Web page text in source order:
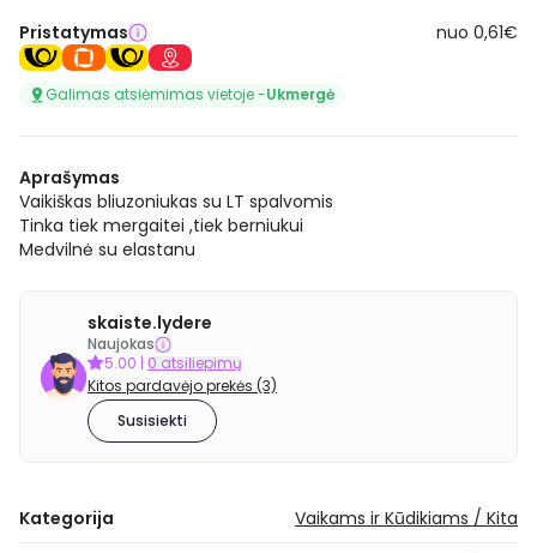
Pristatymas nuo 0,61€
Galimas atsiėmimas vietoje -Ukmergė
Aprašymas
Vaikiškas bliuzoniukas su LT spalvomis
Tinka tiek mergaitei ,tiek berniukui
Medvilnė su elastanu
skaiste.lydere
Naujokas
5.00 | 0 atsiliepimų
Kitos pardavėjo prekės (3)
Susisiekti
Kategorija Vaikams ir Kūdikiams / Kita